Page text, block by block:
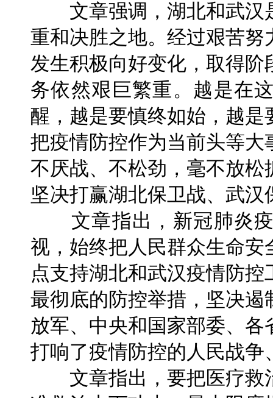
文章强调，湖北和武汉
重和决胜之地。经过艰苦
发生积极向好变化，取得
务依然艰巨繁重。越是在
醒，越是要慎终如始，越
把疫情防控作为当前头等
不厌战、不松劲，毫不放
坚决打赢湖北保卫战、武汉
文章指出，新冠肺炎疫
视，始终把人民群众生命
点支持湖北和武汉疫情防
最彻底的防控举措，坚决
放军、中央和国家部委、
打响了疫情防控的人民战争
文章指出，要把医疗救